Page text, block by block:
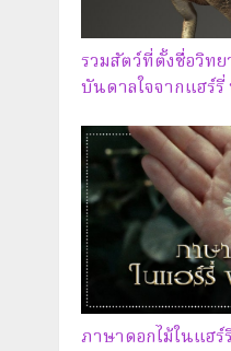
รวมสัตว์ที่ตั้งชื่อวิท
บันดาลใจจากแฮร์รี่
ภาษาดอกไม้ในแฮร์